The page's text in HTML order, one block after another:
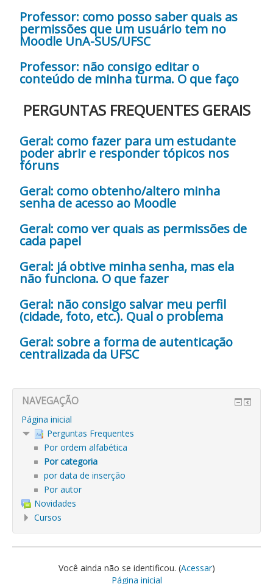
Professor: como posso saber quais as
permissões que um usuário tem no
Moodle UnA-SUS/UFSC
Professor: não consigo editar o
conteúdo de minha turma. O que faço
PERGUNTAS FREQUENTES GERAIS
Geral: como fazer para um estudante
poder abrir e responder tópicos nos
fóruns
Geral: como obtenho/altero minha
senha de acesso ao Moodle
Geral: como ver quais as permissões de
cada papel
Geral: já obtive minha senha, mas ela
não funciona. O que fazer
Geral: não consigo salvar meu perfil
(cidade, foto, etc.). Qual o problema
Geral: sobre a forma de autenticação
centralizada da UFSC
NAVEGAÇÃO
Página inicial
Perguntas Frequentes
Por ordem alfabética
Por categoria
por data de inserção
Por autor
Novidades
Cursos
Você ainda não se identificou. (Acessar)
Página inicial